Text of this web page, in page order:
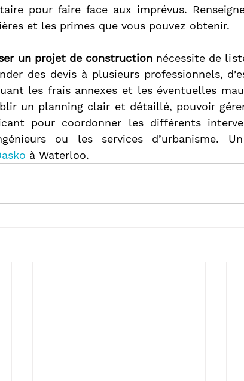
pour faire face aux imprévus.
et les primes que vous pouvez obtenir.
un projet de construction nécessite de
des devis à plusieurs professionnels,
les frais annexes et les éventuelles
un planning clair et détaillé, pouvoir
pour coordonner les différents
ou les services d’urbanisme.
à Waterloo.